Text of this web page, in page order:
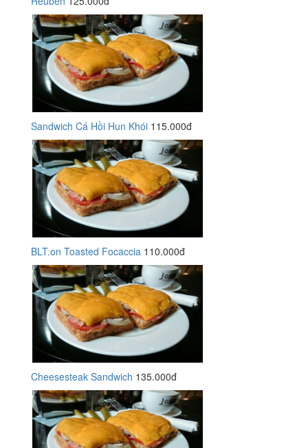
Sandwich Cá Hồi Hun Khói 115.000đ
BLT.on Toasted Focaccia 110.000đ
Cheesesteak Sandwich 135.000đ